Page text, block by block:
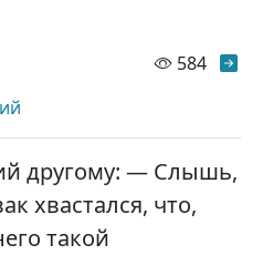
584
другому: — Слышь,
хвастался, что,
такой